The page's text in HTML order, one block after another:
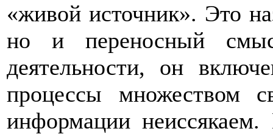
«живой источник». Это
но и переносный
деятельности, он
процессы множеством
информации неиссякаем.